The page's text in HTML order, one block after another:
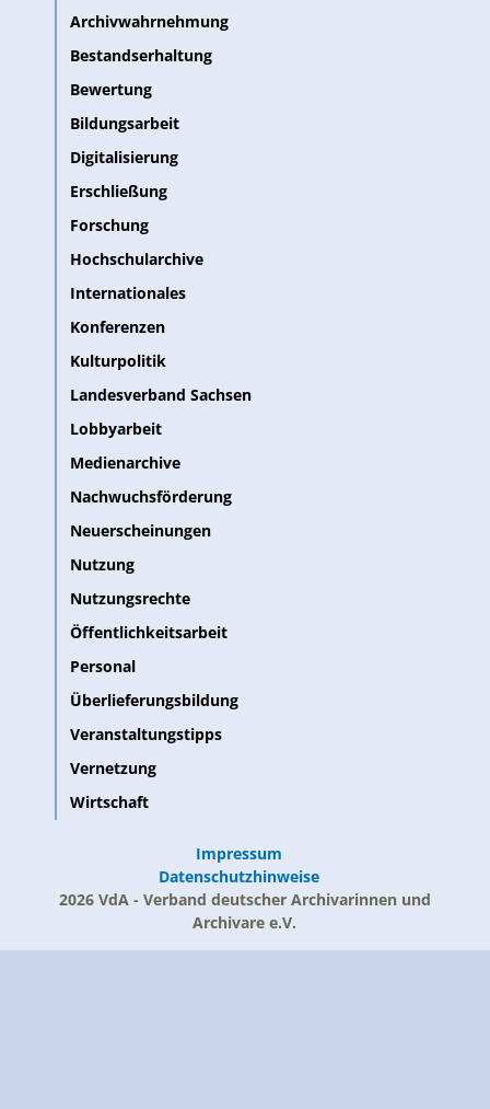
Archivwahrnehmung
Bestandserhaltung
Bewertung
Bildungsarbeit
Digitalisierung
Erschließung
Forschung
Hochschularchive
Internationales
Konferenzen
Kulturpolitik
Landesverband Sachsen
Lobbyarbeit
Medienarchive
Nachwuchsförderung
Neuerscheinungen
Nutzung
Nutzungsrechte
Öffentlichkeitsarbeit
Personal
Überlieferungsbildung
Veranstaltungstipps
Vernetzung
Wirtschaft
Impressum
Datenschutzhinweise
2026 VdA - Verband deutscher Archivarinnen und
Archivare e.V.